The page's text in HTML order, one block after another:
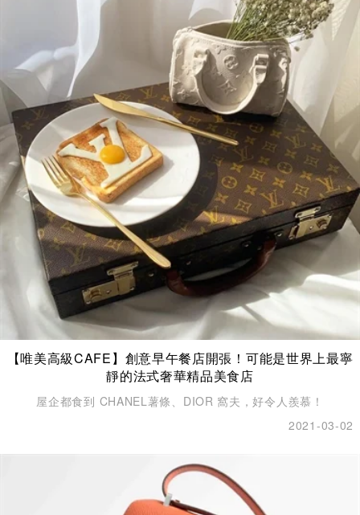
【唯美高級CAFE】創意早午餐店開張！可能是世界上最寧
靜的法式奢華精品美食店
屋企都食到 CHANEL薯條、DIOR 窩夫，好令人羨慕！
2021-03-02